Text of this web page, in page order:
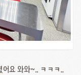
어요 와와~.. ㅋㅋㅋ..